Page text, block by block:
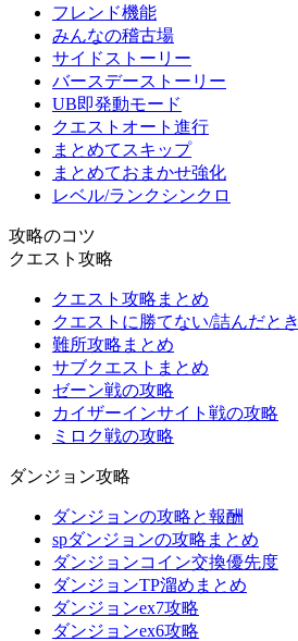
フレンド機能
みんなの稽古場
サイドストーリー
バースデーストーリー
UB即発動モード
クエストオート進行
まとめてスキップ
まとめておまかせ強化
レベル/ランクシンクロ
攻略のコツ
クエスト攻略
クエスト攻略まとめ
クエストに勝てない/詰んだとき
難所攻略まとめ
サブクエストまとめ
ゼーン戦の攻略
カイザーインサイト戦の攻略
ミロク戦の攻略
ダンジョン攻略
ダンジョンの攻略と報酬
spダンジョンの攻略まとめ
ダンジョンコイン交換優先度
ダンジョンTP溜めまとめ
ダンジョンex7攻略
ダンジョンex6攻略